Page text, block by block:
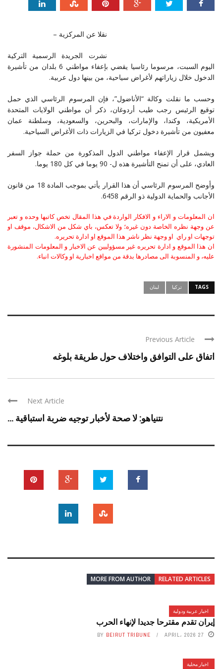
نقلا عن المركزية –
نشرت الجريدة الرسمية التركية
اليوم السبت، مرسوما رئاسيا يقضي بإعفاء مواطني 6 بلدان من تأشيرة
الدخول خلال زياراتهم لأغراض سياحية، من بينها دول عربية.
وحسب ما نقلت وكالة “الأناضول”، فإن المرسوم الرئاسي الذي حمل
توقيع الرئيس رجب طيب أردوغان، ذكر أن مواطني الولايات المتحدة
الأمريكية، وكندا، والإمارات، والبحرين، والسعودية، وسلطنة عمان
معفيون من تأشيرة دخول تركيا في الزيارات ذات الأغراض السياحية.
ويشمل قرار الإعفاء مواطني الدول المذكورة من حملة جواز السفر
العادي، على أن تمنح التأشيرة هذه ل- 90 يوما في كل 180 يوما.
وأوضح المرسوم الرئاسي أن هذا القرار يأتي بموجب المادة 18 من قانون
الأجانب والحماية الدولية ذو الرقم 6458.
ان المعلومات و الاراء و الافكار الواردة في هذا المقال تخص كاتبها وحده و تعبر
عن وجهة نظره الخاصة دون غيره؛ ولا تعكس، باي شكل من الاشكال، موقف او
توجهات او راي او وجهة نظر ناشر هذا الموقع او ادارة تحريره.
ان هذا الموقع و ادارة تحريره غير مسؤوليين عن الاخبار و المعلومات المنشورة
عليه، و المنسوبة الى مصادرها بدقة من مواقع اخبارية او وكالات انباء.
TAGS تركيا لبنان
Previous Article
اتفاق على التوافق واختلاف حول طريقة بلوغه
Next Article
نتنياهو: لا صحة لأخبار توجيه ضربة استباقية ...
RELATED ARTICLES
MORE FROM AUTHOR
اخبار عربية ودولية
إيران تقدم مقترحا جديدا لإنهاء الحرب
27 APRIL، 2026 BY BEIRUT TRIBUNE
اخبار محلية